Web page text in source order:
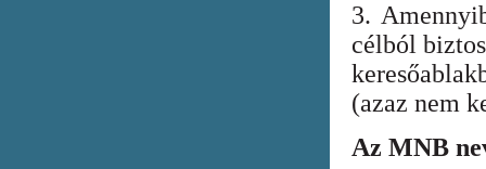
3.
célból
(azaz nem
Az MNB